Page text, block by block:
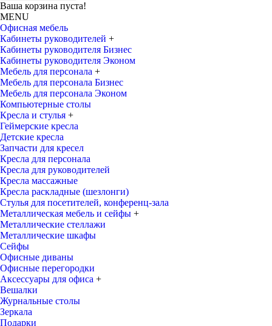
Ваша корзина пуста!
MENU
Офисная мебель
Кабинеты руководителей +
Кабинеты руководителя Бизнес
Кабинеты руководителя Эконом
Мебель для персонала +
Мебель для персонала Бизнес
Мебель для персонала Эконом
Компьютерные столы
Кресла и стулья +
Геймерские кресла
Детские кресла
Запчасти для кресел
Кресла для персонала
Кресла для руководителей
Кресла массажные
Кресла раскладные (шезлонги)
Стулья для посетителей, конференц-зала
Металлическая мебель и сейфы +
Металлические стеллажи
Металлические шкафы
Сейфы
Офисные диваны
Офисные перегородки
Аксессуары для офиса +
Вешалки
Журнальные столы
Зеркала
Подарки